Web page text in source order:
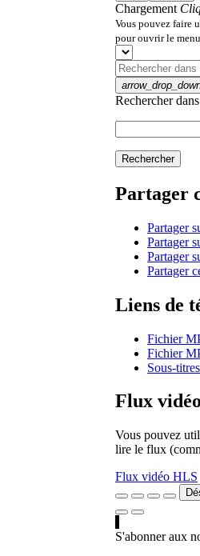
Chargement
Vous pouvez faire
pour ouvrir le menu
Rechercher
Rechercher
Partager
Partager
Partager
Partager
Partager
Liens de
Fichier
Fichier
Sous-
Flux
Vous pouvez
lire le flux
Flux vidéo HLS
S'abonner aux